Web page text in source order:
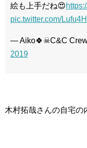
絵も上手だね😍
pic.twitter.com/
— Aiko🍀☠C&C
2019
木村拓哉さんの自宅の